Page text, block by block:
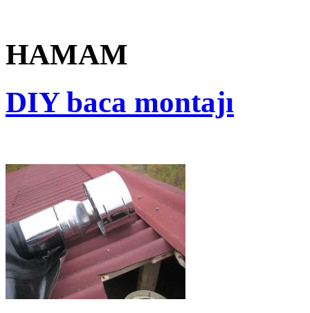
HAMAM
DIY baca montajı